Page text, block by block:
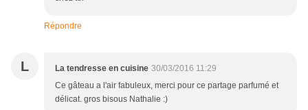
Répondre
L La tendresse en cuisine 30/03/2016 11:29
Ce gâteau a l'air fabuleux, merci pour ce partage parfumé et
délicat. gros bisous Nathalie :)